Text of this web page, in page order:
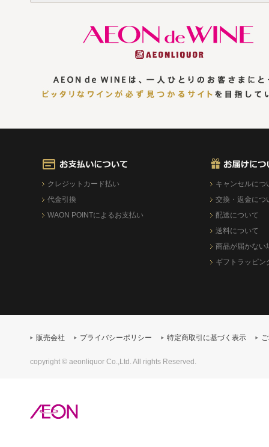
クレジットカード払い
代金引換
WAON POINTによるお支払い
キャンセルにつ
交換・返金につ
配送について
送料について
商品が届かない
ギフトラッピン
販売会社 プライバシーポリシー 特定商取引に基づく表示
copyright © aeonliquor Co.,Ltd. All rights Reserved.